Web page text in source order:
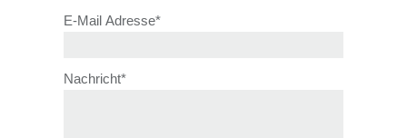
E-Mail Adresse*
Nachricht*